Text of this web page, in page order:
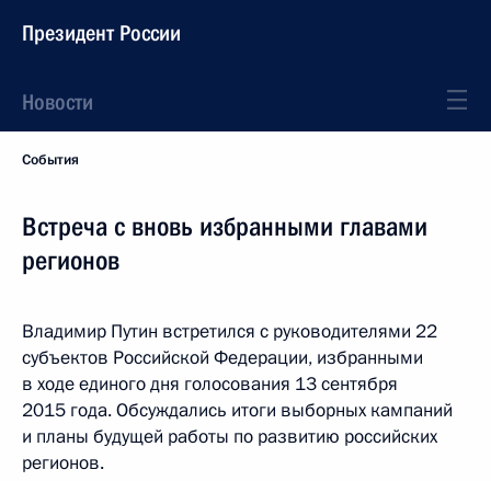
Президент России
Новости
События
Встреча с вновь избранными главами
регионов
Владимир Путин встретился с руководителями 22
субъектов Российской Федерации, избранными
в ходе единого дня голосования 13 сентября
2015 года. Обсуждались итоги выборных кампаний
и планы будущей работы по развитию российских
регионов.